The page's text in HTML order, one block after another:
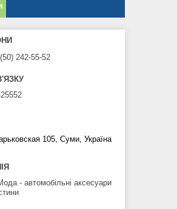
242-55-52
105, Суми, Україна
- автомобільні аксесуари